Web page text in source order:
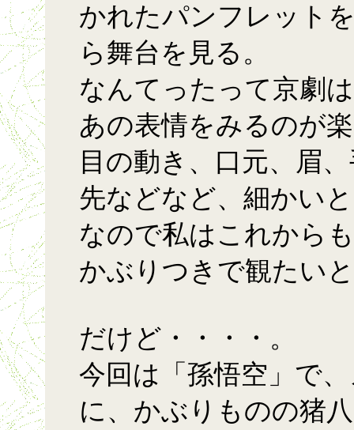
かれたパンフレット
ら舞台を見る。
なんてったって京劇
あの表情をみるのが
目の動き、口元、眉
先などなど、細かい
なので私はこれから
かぶりつきで観たい
だけど・・・・。
今回は「孫悟空」で
に、かぶりものの猪